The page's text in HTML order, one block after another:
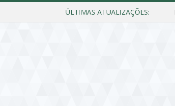
ÚLTIMAS ATUALIZAÇÕES: